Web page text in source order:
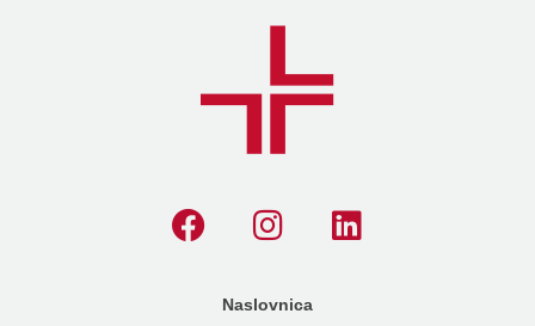
Naslovnica